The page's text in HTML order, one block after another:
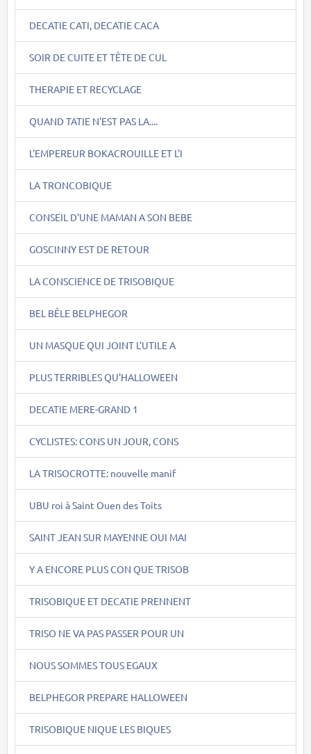
DECATIE CATI, DECATIE CACA
SOIR DE CUITE ET TÊTE DE CUL
THERAPIE ET RECYCLAGE
QUAND TATIE N'EST PAS LA....
L'EMPEREUR BOKACROUILLE ET L'I
LA TRONCOBIQUE
CONSEIL D'UNE MAMAN A SON BEBE
GOSCINNY EST DE RETOUR
LA CONSCIENCE DE TRISOBIQUE
BEL BÊLE BELPHEGOR
UN MASQUE QUI JOINT L'UTILE A
PLUS TERRIBLES QU'HALLOWEEN
DECATIE MERE-GRAND 1
CYCLISTES: CONS UN JOUR, CONS
LA TRISOCROTTE: nouvelle manif
UBU roi à Saint Ouen des Toits
SAINT JEAN SUR MAYENNE OUI MAI
Y A ENCORE PLUS CON QUE TRISOB
TRISOBIQUE ET DECATIE PRENNENT
TRISO NE VA PAS PASSER POUR UN
NOUS SOMMES TOUS EGAUX
BELPHEGOR PREPARE HALLOWEEN
TRISOBIQUE NIQUE LES BIQUES